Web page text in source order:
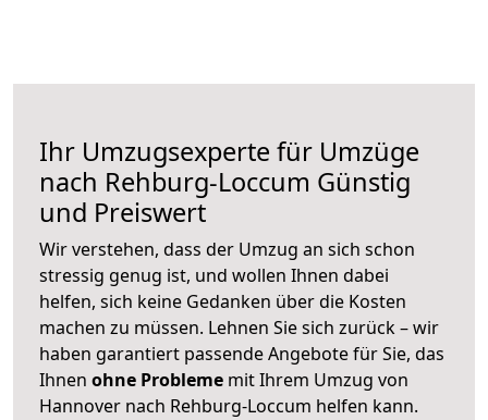
Ihr Umzugsexperte für Umzüge
nach Rehburg-Loccum Günstig
und Preiswert
Wir verstehen, dass der Umzug an sich schon
stressig genug ist, und wollen Ihnen dabei
helfen, sich keine Gedanken über die Kosten
machen zu müssen. Lehnen Sie sich zurück – wir
haben garantiert passende Angebote für Sie, das
Ihnen ohne Probleme mit Ihrem Umzug von
Hannover nach Rehburg-Loccum helfen kann.